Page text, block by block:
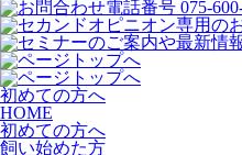
初めての方へ
HOME
初めての方へ
飼い始めた方